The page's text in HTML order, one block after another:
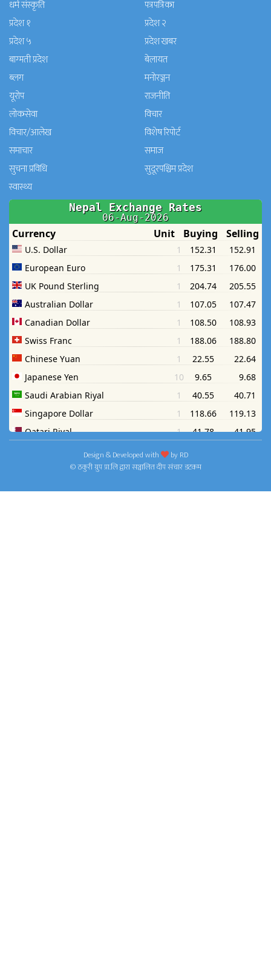
धर्म संस्कृति
पत्रपत्रिका
प्रदेश १
प्रदेश २
प्रदेश ५
प्रदेश खबर
बाग्मती प्रदेश
बेलायत
ब्लग
मनाेरञ्जन
यूरोप
राजनीति
लोकसेवा
विचार
विचार/आलेख
विशेष रिपोर्ट
समाचार
समाज
सुचना प्रविधि
सुदूरपश्चिम प्रदेश
स्वास्थ्य
Design & Developed with byRD
© ठकुरी ग्रुप प्रा.लि द्वारा सञ्चालित दीप संचार डटकम